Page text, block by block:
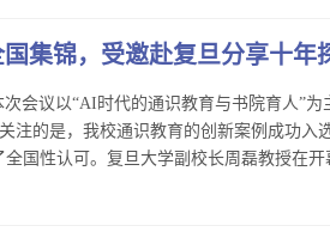
集锦，受邀赴复旦分享十年
会议以“AI时代的通识教育与书院育人”为
注的是，我校通识教育的创新案例成功入
国性认可。复旦大学副校长周磊教授在开